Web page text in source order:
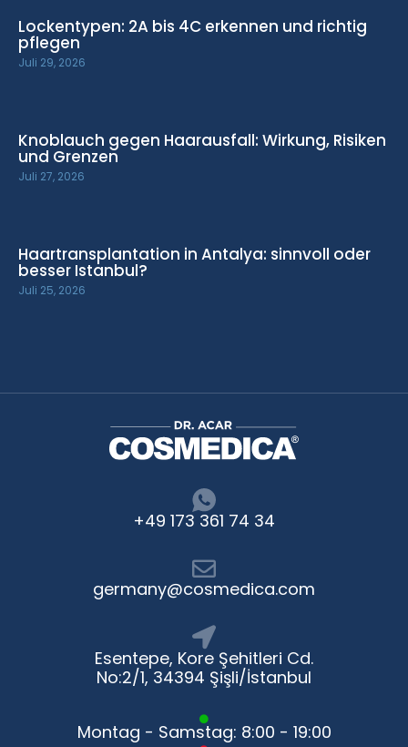
Lockentypen: 2A bis 4C erkennen und richtig
pflegen
Juli 29, 2026
Knoblauch gegen Haarausfall: Wirkung, Risiken
und Grenzen
Juli 27, 2026
Haartransplantation in Antalya: sinnvoll oder
besser Istanbul?
Juli 25, 2026
+49 173 361 74 34
germany@cosmedica.com
Esentepe, Kore Şehitleri Cd.
No:2/1, 34394 Şişli/İstanbul
Montag - Samstag: 8:00 - 19:00